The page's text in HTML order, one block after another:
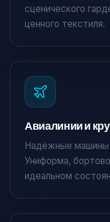
сценического
ценного текстиля.
Авиалинии и
Надёжные машины
Униформа,
идеальном
Крути и выиграй!